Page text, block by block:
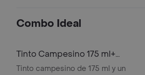
durante el transporte para pedidos a
Combo Ideal
Tinto Campesino 175 ml+
Acompañamiento
Tinto campesino de 175 ml y un